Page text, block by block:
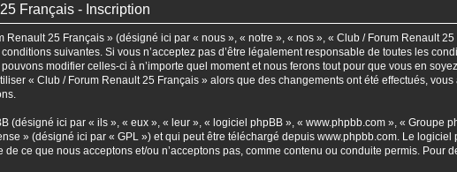
Français - Inscription
Renault 25 Français » (désigné ici par « nous », « notre », « nos », « Club / Forum Renault
suivantes. Si vous n’acceptez pas d’être légalement responsable de toutes les
modifier celles-ci à n’importe quel moment et nous ferons tout pour que vous en
« Club / Forum Renault 25 Français » alors que des changements ont été effectués,
(désigné ici par « ils », « eux », « leur », « logiciel phpBB », « www.phpbb.com », « Groupe
» (désigné ici par « GPL ») et qui peut être téléchargé depuis www.phpbb.com . Le
de ce que nous acceptons et/ou n’acceptons pas, comme contenu ou conduite permis.